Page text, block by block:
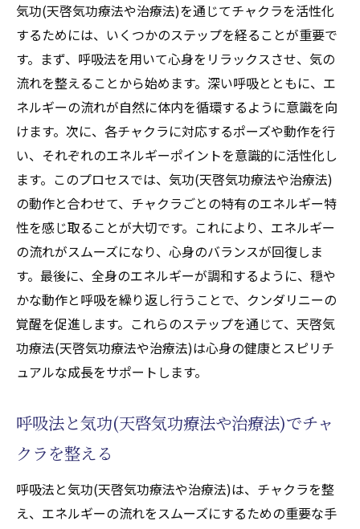
気功(天啓気功療法や治療法)を通じてチャクラを活性化
するためには、いくつかのステップを経ることが重要で
す。まず、呼吸法を用いて心身をリラックスさせ、気の
流れを整えることから始めます。深い呼吸とともに、エ
ネルギーの流れが自然に体内を循環するように意識を向
けます。次に、各チャクラに対応するポーズや動作を行
い、それぞれのエネルギーポイントを意識的に活性化し
ます。このプロセスでは、気功(天啓気功療法や治療法)
の動作と合わせて、チャクラごとの特有のエネルギー特
性を感じ取ることが大切です。これにより、エネルギー
の流れがスムーズになり、心身のバランスが回復しま
す。最後に、全身のエネルギーが調和するように、穏や
かな動作と呼吸を繰り返し行うことで、クンダリニーの
覚醒を促進します。これらのステップを通じて、天啓気
功療法(天啓気功療法や治療法)は心身の健康とスピリチ
ュアルな成長をサポートします。
呼吸法と気功(天啓気功療法や治療法)でチャ
クラを整える
呼吸法と気功(天啓気功療法や治療法)は、チャクラを整
え、エネルギーの流れをスムーズにするための重要な手